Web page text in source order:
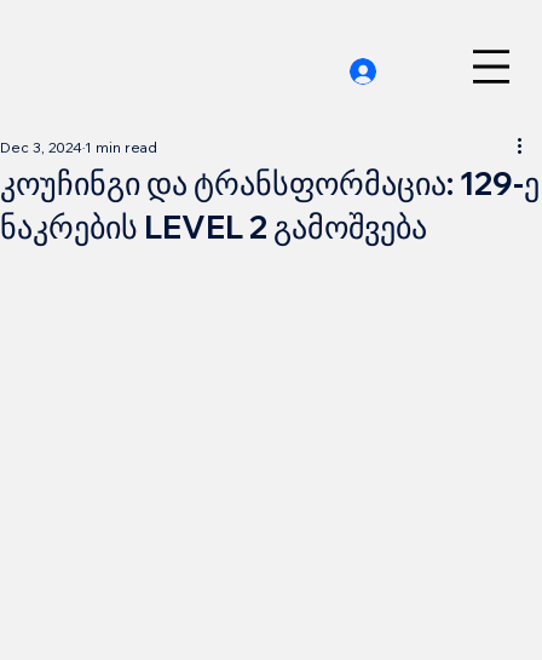
კოუჩინგი და ტრანსფორმაცია: 129-ე
ნაკრების LEVEL 2 გამოშვება
Dec 3, 2024 1 min read